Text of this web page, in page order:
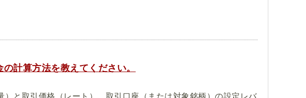
計算方法を教えてください。
と取引価格（レート）、取引口座（または対象銘柄）の設定レバ